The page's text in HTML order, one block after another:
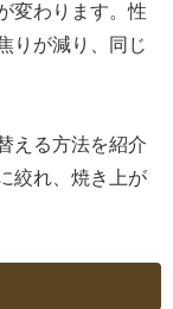
変わります。性
りが減り、同じ
える方法を紹介
絞れ、焼き上が